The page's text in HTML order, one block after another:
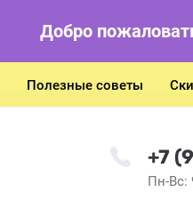
Добро
Полезные советы
+7
Пн-Вс: